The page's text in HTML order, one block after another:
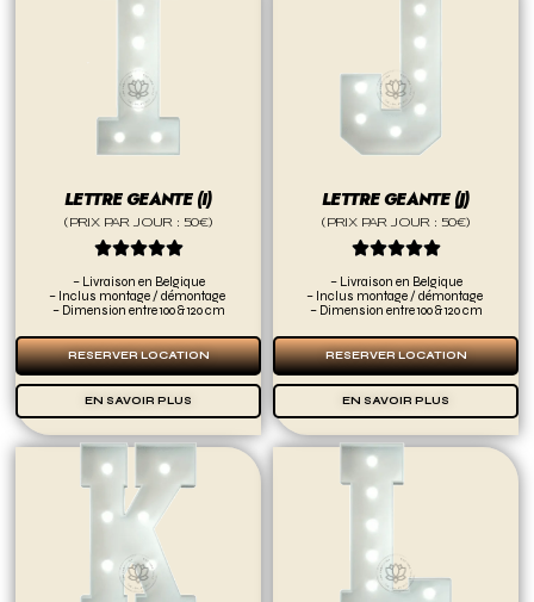
LETTRE GEANTE (I)
(PRIX PAR JOUR : 50€)

– Livraison en Belgique
– Inclus montage / démontage
– Dimension entre 100 & 120 cm
RESERVER LOCATION
EN SAVOIR PLUS
LETTRE GEANTE (J)
(PRIX PAR JOUR : 50€)

– Livraison en Belgique
– Inclus montage / démontage
– Dimension entre 100 & 120 cm
RESERVER LOCATION
EN SAVOIR PLUS